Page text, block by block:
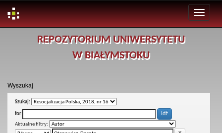
REPOZYTORIUM UNIWERSYTETU
W BIAŁYMSTOKU
Wyszukaj
Szukaj:
for
Aktualne filtry: